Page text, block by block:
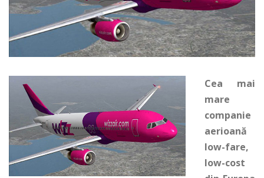
Cea mai
mare
companie
aerioană
low-fare,
low-cost